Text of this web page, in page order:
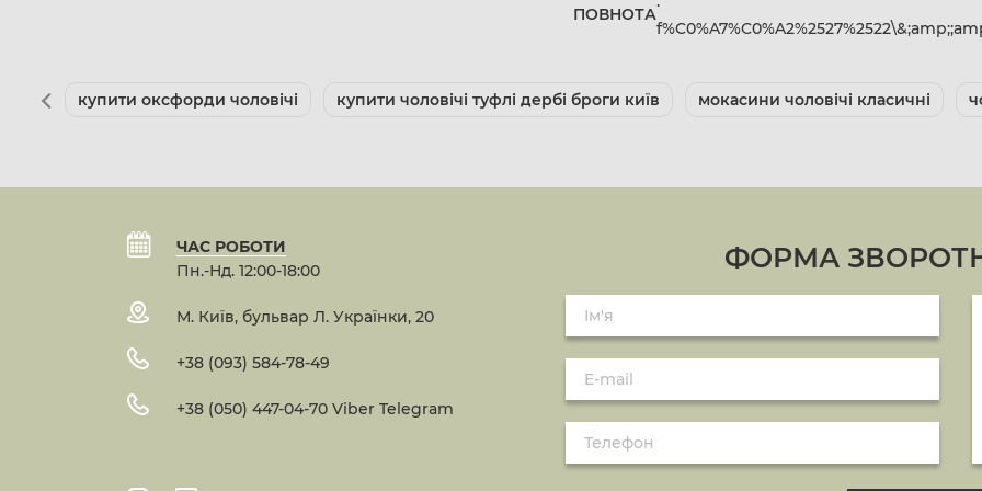
ПОВНОТА
купити оксфорди чоловічі купити чоловічі туфлі дербі броги київ мокасини чоловічі класичні
ЧАС РОБОТИ
Пн.-Нд. 12:00-18:00
М. Київ, бульвар Л. Українки, 20
+38 (093) 584-78-49
+38 (050) 447-04-70 Viber Telegram
ФОРМА